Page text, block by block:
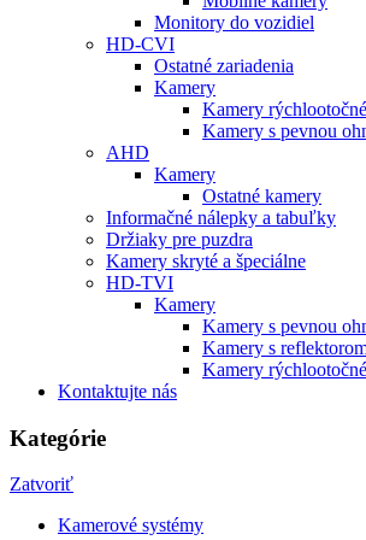
Monitory do vozidiel
HD-CVI
Ostatné zariadenia
Kamery
Kamery rýchlootočné
Kamery s pevnou
AHD
Kamery
Ostatné kamery
Informačné nálepky a tabuľky
Držiaky pre puzdra
Kamery skryté a špeciálne
HD-TVI
Kamery
Kamery s pevnou
Kamery s
Kamery rýchlootočné
Kontaktujte nás
Kategórie
Zatvoriť
Kamerové systémy